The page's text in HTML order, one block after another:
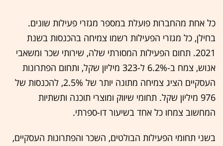
כל אחת מהחברות פועלת במספר מגזרי פעילות שונים.
בחילן, כל מגזרי הפעילות רשמו צמיחה בהכנסות בשנת
2021. תחום הפעילות המסורתי שלה, שירותי שכר ומשאבי
אנוש, צמח ב-6.2% ל-323 מיליון שקל, ותחום הפתרונות
העסקיים הציג צמיחה מתונה יותר של 2.5%, להכנסות של
976 מיליון שקל. תחומי שיווק ומוצרי תוכנה ותשתיות
המחשוב צמחו כל אחד בשיעור דו-ספרתי.
בשני תחומי הפעילות הבולטים, השכר והפתרונות העסקיים,